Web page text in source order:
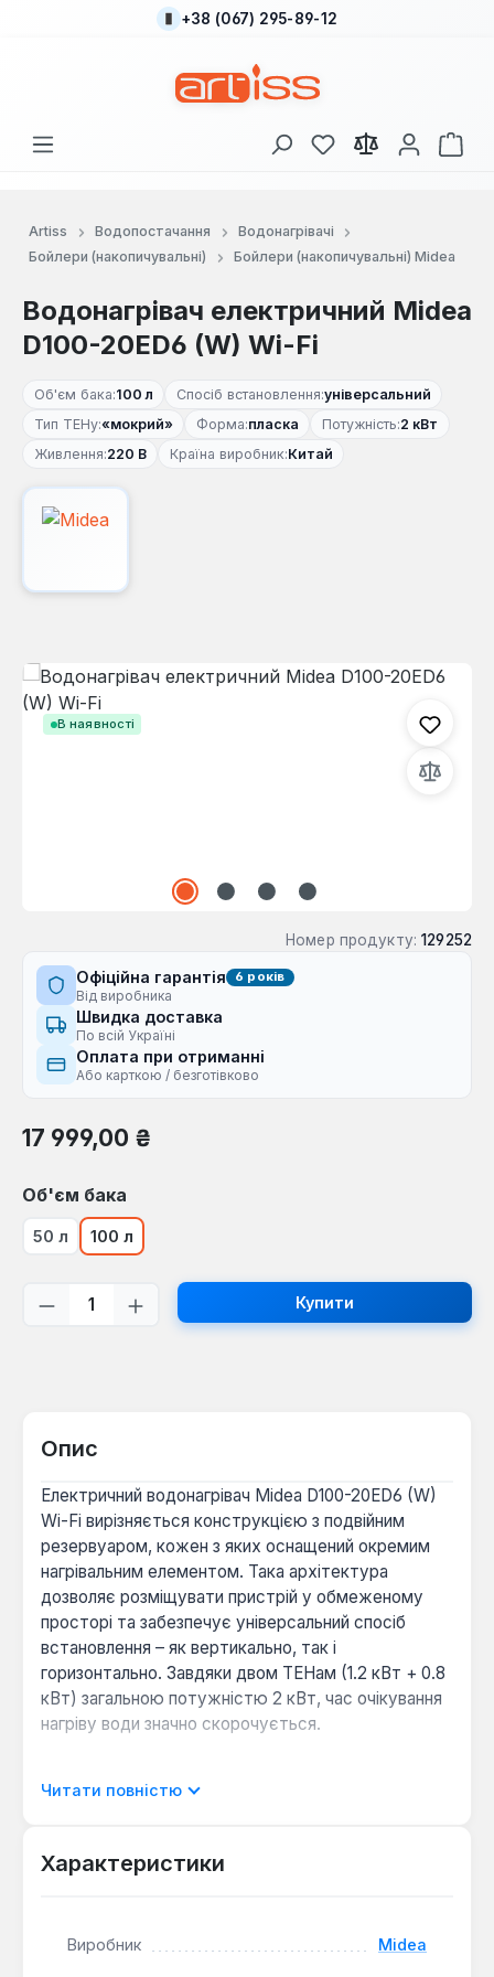
Перейти до основного вмісту
+38 (067) 295-89-12
У вас є 0 у списку
Artiss Водопостачання
Водонагрівачі
Бойлери (накопичувальні)
Бойлери (накопичувальні) Midea
Водонагрівач електричний Midea
D100-20ED6 (W) Wi-Fi
Об'єм бака:100 л Спосіб встановлення:універсальний
Тип ТЕНу:«мокрий» Форма:пласка Потужність:2 кВт
Живлення:220 В Країна виробник:Китай
В наявності
Пропустити галерею зображень
Номер продукту: 129252
Офіційна гарантія 6 років
Від виробника
Швидка доставка
По всій Україні
Оплата при отриманні
Або карткою / безготівково
Звичайна ціна:
17 999,00 ₴
Виберіть
Об'єм бака
50 л 100 л
Кількість товару: Введіть потрібну
Купити
Опис
Електричний водонагрівач Midea D100-20ED6 (W)
Wi-Fi вирізняється конструкцією з подвійним
резервуаром, кожен з яких оснащений окремим
нагрівальним елементом. Така архітектура
дозволяє розміщувати пристрій у обмеженому
просторі та забезпечує універсальний спосіб
встановлення – як вертикально, так і
горизонтально. Завдяки двом ТЕНам (1.2 кВт + 0.8
кВт) загальною потужністю 2 кВт, час очікування
нагріву води значно скорочується.
Інноваційний шар титан-сапфірової емалі підвищує
Металева панель керування має симетричну
максимальної зручності. Крім того, водонагрівач
Читати повністю
Характеристики
Виробник Midea